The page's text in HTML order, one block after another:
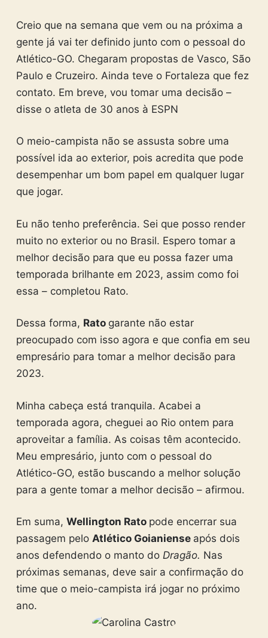
Creio que na semana que vem ou na próxima a
gente já vai ter definido junto com o pessoal do
Atlético-GO. Chegaram propostas de Vasco, São
Paulo e Cruzeiro. Ainda teve o Fortaleza que fez
contato. Em breve, vou tomar uma decisão –
disse o atleta de 30 anos à ESPN
O meio-campista não se assusta sobre uma
possível ida ao exterior, pois acredita que pode
desempenhar um bom papel em qualquer lugar
que jogar.
Eu não tenho preferência. Sei que posso render
muito no exterior ou no Brasil. Espero tomar a
melhor decisão para que eu possa fazer uma
temporada brilhante em 2023, assim como foi
essa – completou Rato.
Dessa forma, Rato garante não estar
preocupado com isso agora e que confia em seu
empresário para tomar a melhor decisão para
2023.
Minha cabeça está tranquila. Acabei a
temporada agora, cheguei ao Rio ontem para
aproveitar a família. As coisas têm acontecido.
Meu empresário, junto com o pessoal do
Atlético-GO, estão buscando a melhor solução
para a gente tomar a melhor decisão – afirmou.
Em suma, Wellington Rato pode encerrar sua
passagem pelo Atlético Goianiense após dois
anos defendendo o manto do Dragão. Nas
próximas semanas, deve sair a confirmação do
time que o meio-campista irá jogar no próximo
ano.